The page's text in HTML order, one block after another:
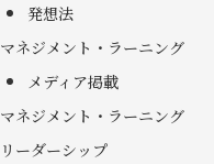
発想法
マネジメント・ラーニング
メディア掲載
マネジメント・ラーニング
リーダーシップ